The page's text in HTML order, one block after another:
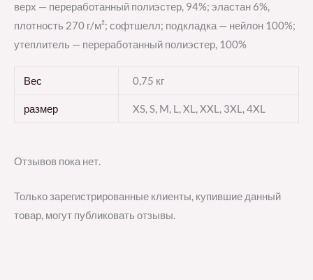
верх — переработанный полиэстер, 94%; эластан 6%,
плотность 270 г/м²; софтшелл; подкладка — нейлон 100%;
утеплитель — переработанный полиэстер, 100%
Вес 0,75 кг
размер XS, S, M, L, XL, XXL, 3XL, 4XL
Отзывов пока нет.
Только зарегистрированные клиенты, купившие данный
товар, могут публиковать отзывы.